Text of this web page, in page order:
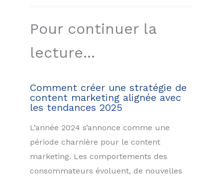
Pour continuer la
lecture...
Comment créer une stratégie de
content marketing alignée avec
les tendances 2025
L’année 2024 s’annonce comme une
période charnière pour le content
marketing. Les comportements des
consommateurs évoluent, de nouvelles